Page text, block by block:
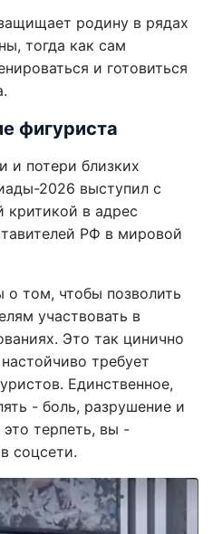
родину в рядах
тогда как сам
и готовиться
фигуриста
и потери близких
2026 выступил с
критикой в адрес
РФ в мировой
о том, чтобы позволить
участвовать в
Это так цинично
требует
Единственное,
- боль, разрушение и
терпеть, вы -
соцсети.